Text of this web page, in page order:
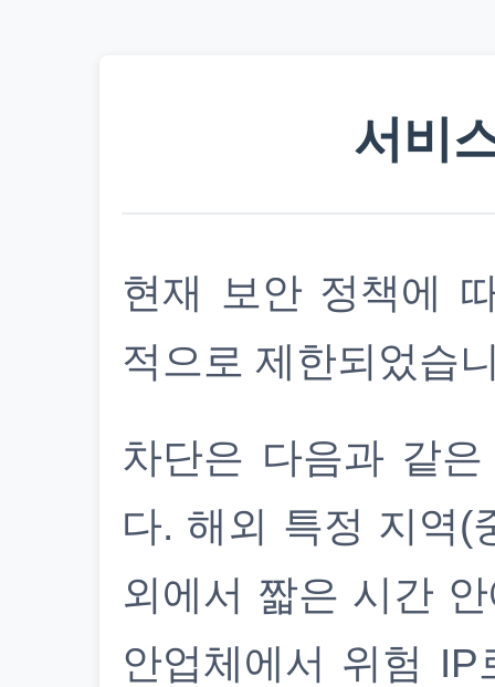
서비
현재 보안 정책에
적으로 제한되었습
차단은 다음과 같
다. 해외 특정 지역(
외에서 짧은 시간
안업체에서 위험